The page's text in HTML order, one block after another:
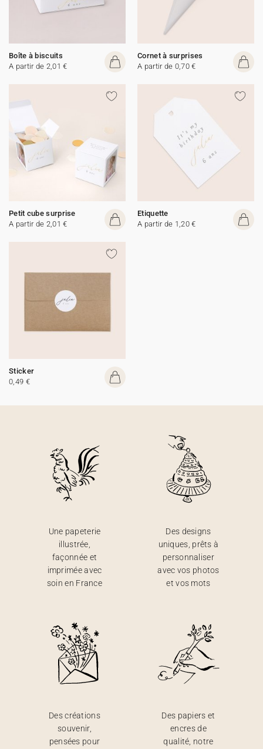
Boîte à biscuits
A partir de 2,01 €
Cornet à surprises
A partir de 0,70 €
Petit cube surprise
A partir de 2,01 €
Etiquette
A partir de 1,20 €
Sticker
0,49 €
Une papeterie
illustrée,
façonnée et
imprimée avec
soin en France
Des designs
uniques, prêts à
personnaliser
avec vos photos
et vos mots
Des créations
souvenir,
pensées pour
Des papiers et
encres de
qualité, notre